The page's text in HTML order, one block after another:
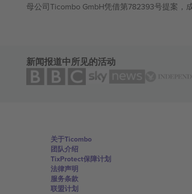
母公司Ticombo GmbH凭借第782393号提案，
新闻报道中所见的活动
关于Ticombo
团队介绍
TixProtect保障计划
法律声明
服务条款
联盟计划